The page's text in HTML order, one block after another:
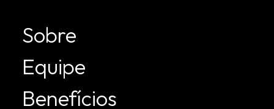
Sobre
Equipe
Benefícios